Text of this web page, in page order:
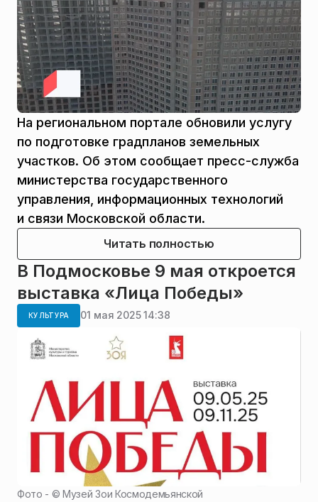
На региональном портале обновили услугу
по подготовке градпланов земельных
участков. Об этом сообщает пресс-служба
министерства государственного
управления, информационных технологий
и связи Московской области.
Читать полностью
В Подмосковье 9 мая откроется
выставка «Лица Победы»
КУЛЬТУРА 01 мая 2025 14:38
Фото - ©Музей Зои Космодемьянской